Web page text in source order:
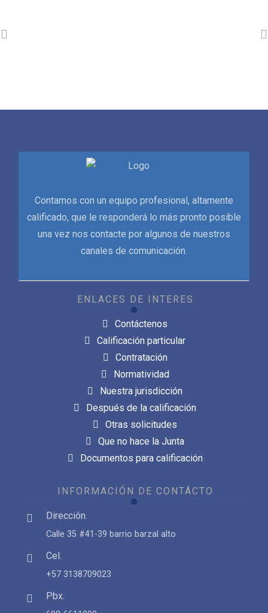
Contamos con un equipo profesional, altamente
calificado, que le responderá lo más pronto posible
una vez nos contacte por algunos de nuestros
canales de comunicación.
ENLACES DE INTERES
Contáctenos
Calificación particular
Contratación
Normatividad
Nuestra jurisdicción
Después de la calificación
Otras solicitudes
Que no hace la Junta
Documentos para calificación
INFORMACIÓN DE CONTÁCTO
Dirección.
Calle 35 #41-39 barrio barzal alto
Cel.
+57 3138709023
Pbx.